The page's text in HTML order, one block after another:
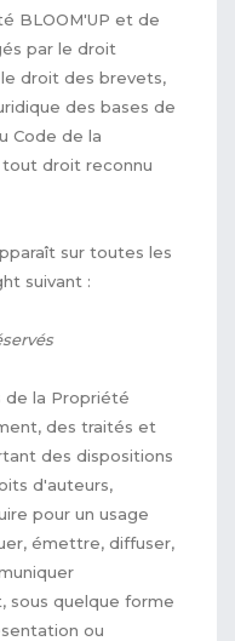
BLOOM'UP et de
par le droit
droit des brevets,
des bases de
Code de la
droit reconnu
sur toutes les
suivant :
de la Propriété
des traités et
des dispositions
d'auteurs,
pour un usage
émettre, diffuser,
sous quelque forme
ou